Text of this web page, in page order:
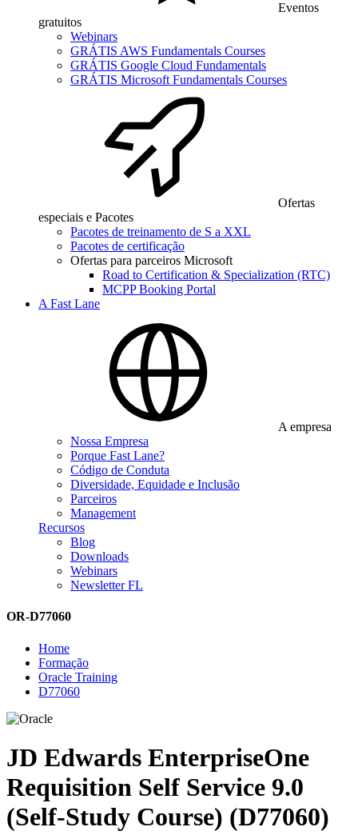
Eventos
gratuitos
Webinars
GRÁTIS AWS Fundamentals Courses
GRÁTIS Google Cloud Fundamentals
GRÁTIS Microsoft Fundamentals Courses
Ofertas
especiais e Pacotes
Pacotes de treinamento de S a XXL
Pacotes de certificação
Ofertas para parceiros Microsoft
Road to Certification & Specialization (RTC)
MCPP Booking Portal
A Fast Lane
A empresa
Nossa Empresa
Porque Fast Lane?
Código de Conduta
Diversidade, Equidade e Inclusão
Parceiros
Management
Recursos
Blog
Downloads
Webinars
Newsletter FL
OR-D77060
Home
Formação
Oracle Training
D77060
JD Edwards EnterpriseOne
Requisition Self Service 9.0
(Self-Study Course) (D77060)